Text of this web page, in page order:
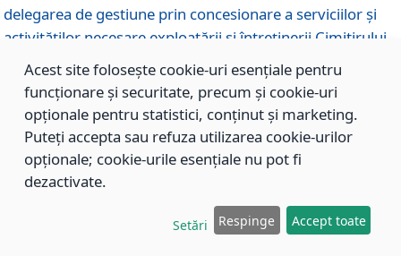
delegarea de gestiune prin concesionare a serviciilor şi
activităţilor necesare exploatării şi întreţinerii Cimitirului
Municipal Braşov situat în str. Dimitrie Anghel nr. 19.
564/29.11.2013
Titlu: Completarea şi modificarea H.C.L. nr. 446/2013,
care s-a aprobat studiul de fundamentare pentru
Acest site folosește cookie-uri esențiale pentru
funcționare și securitate, precum și cookie-uri
opționale pentru statistici, conținut și marketing.
Puteți accepta sau refuza utilizarea cookie-urilor
opționale; cookie-urile esențiale nu pot fi
dezactivate.
Setări Respinge Accept toate